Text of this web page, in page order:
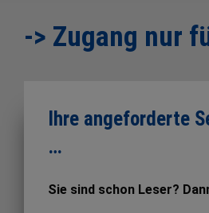
-> Zugang nur
Ihre angeforderte
…
Sie sind schon Leser?